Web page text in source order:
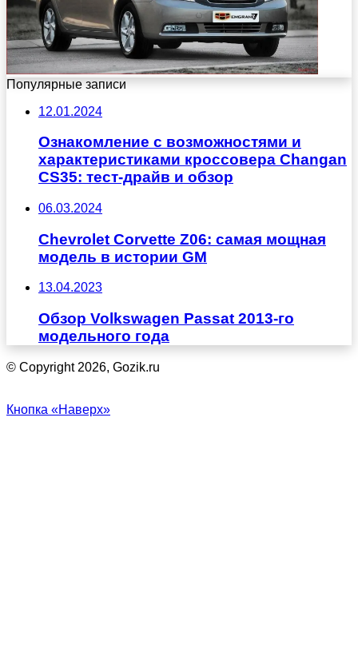
Популярные записи
12.01.2024
Ознакомление с возможностями и
характеристиками кроссовера Changan
CS35: тест-драйв и обзор
06.03.2024
Chevrolet Corvette Z06: самая мощная
модель в истории GM
13.04.2023
Обзор Volkswagen Passat 2013-го
модельного года
© Copyright 2026, Gozik.ru
Кнопка «Наверх»